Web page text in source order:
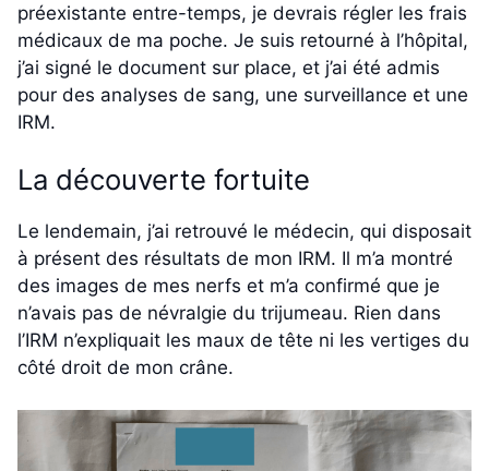
préexistante entre-temps, je devrais régler les frais
médicaux de ma poche. Je suis retourné à l’hôpital,
j’ai signé le document sur place, et j’ai été admis
pour des analyses de sang, une surveillance et une
IRM.
La découverte fortuite
Le lendemain, j’ai retrouvé le médecin, qui disposait
à présent des résultats de mon IRM. Il m’a montré
des images de mes nerfs et m’a confirmé que je
n’avais pas de névralgie du trijumeau. Rien dans
l’IRM n’expliquait les maux de tête ni les vertiges du
côté droit de mon crâne.